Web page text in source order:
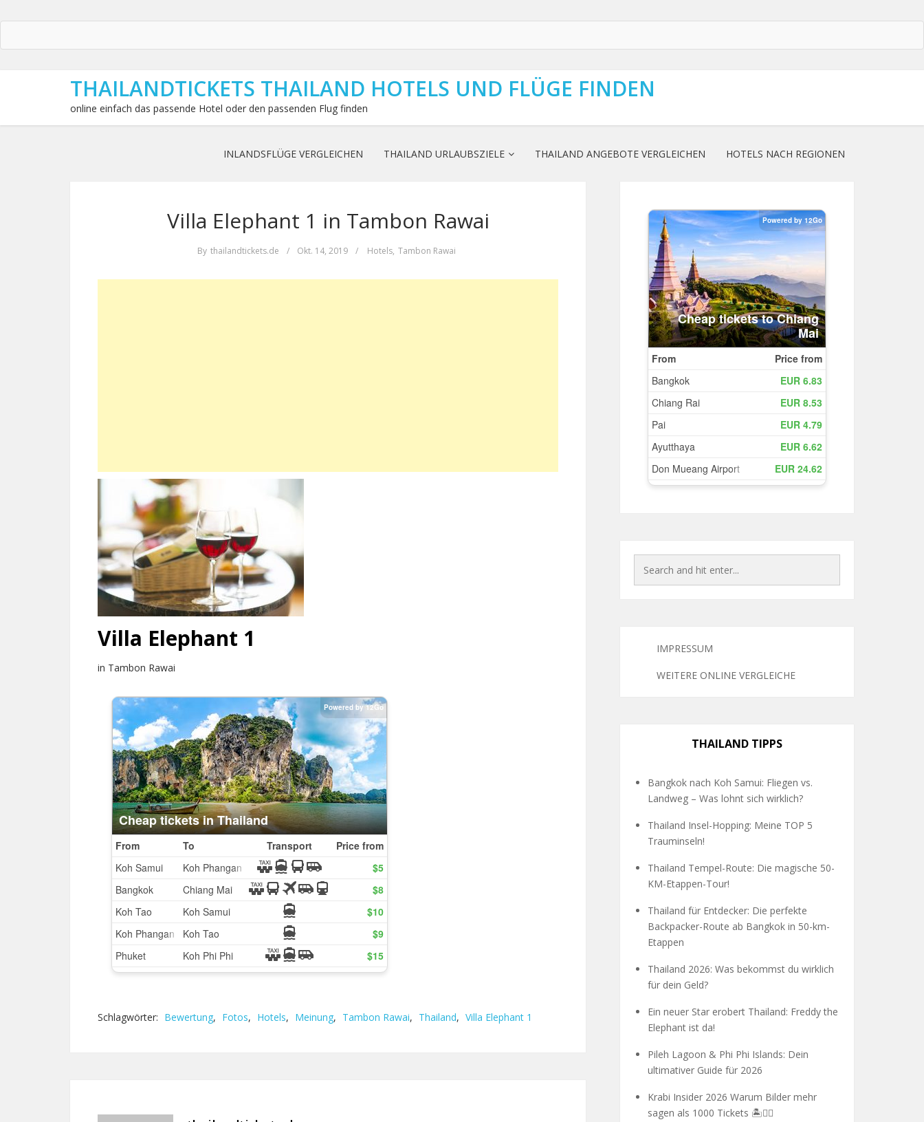
THAILANDTICKETS THAILAND HOTELS UND FLÜGE FINDEN
online einfach das passende Hotel oder den passenden Flug finden
INLANDSFLÜGE VERGLEICHEN THAILAND URLAUBSZIELE THAILAND ANGEBOTE VERGLEICHEN HOTELS NACH REGIONEN
Villa Elephant 1 in Tambon Rawai
By thailandtickets.de / Okt. 14, 2019 / Hotels, Tambon Rawai
Villa Elephant 1
in Tambon Rawai
Schlagwörter: Bewertung, Fotos, Hotels, Meinung, Tambon Rawai, Thailand, Villa Elephant 1
IMPRESSUM
WEITERE ONLINE VERGLEICHE
THAILAND TIPPS
Bangkok nach Koh Samui: Fliegen vs.
Landweg – Was lohnt sich wirklich?
Thailand Insel-Hopping: Meine TOP 5
Trauminseln!
Thailand Tempel-Route: Die magische 50-
KM-Etappen-Tour!
Thailand für Entdecker: Die perfekte
Backpacker-Route ab Bangkok in 50-km-
Etappen
Thailand 2026: Was bekommst du wirklich
für dein Geld?
Ein neuer Star erobert Thailand: Freddy the
Elephant ist da!
Pileh Lagoon & Phi Phi Islands: Dein
ultimativer Guide für 2026
Krabi Insider 2026 Warum Bilder mehr
sagen als 1000 Tickets 🏝️🧗‍♂️